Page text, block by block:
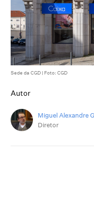
Sede da CGD | Foto: CGD
Autor
Miguel Alexandre
Diretor